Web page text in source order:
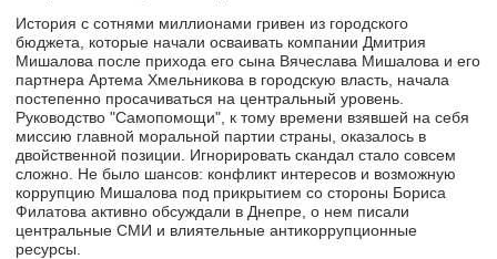
История с сотнями миллионами гривен из городского
бюджета, которые начали осваивать компании Дмитрия
Мишалова после прихода его сына Вячеслава Мишалова и его
партнера Артема Хмельникова в городскую власть, начала
постепенно просачиваться на центральный уровень.
Руководство "Самопомощи", к тому времени взявшей на себя
миссию главной моральной партии страны, оказалось в
двойственной позиции. Игнорировать скандал стало совсем
сложно. Не было шансов: конфликт интересов и возможную
коррупцию Мишалова под прикрытием со стороны Бориса
Филатова активно обсуждали в Днепре, о нем писали
центральные СМИ и влиятельные антикоррупционные
ресурсы.